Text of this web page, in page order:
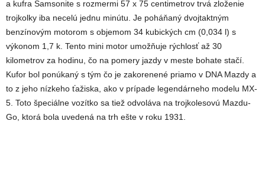
a kufra Samsonite s rozmermi 57 x 75 centimetrov trvá zloženie
trojkolky iba necelú jednu minútu. Je poháňaný dvojtaktným
benzínovým motorom s objemom 34 kubických cm (0,034 l) s
výkonom 1,7 k. Tento mini motor umožňuje rýchlosť až 30
kilometrov za hodinu, čo na pomery jazdy v meste bohate stačí.
Kufor bol ponúkaný s tým čo je zakorenené priamo v DNA Mazdy a
to z jeho nízkeho ťažiska, ako v prípade legendárneho modelu MX-
5. Toto špeciálne vozítko sa tiež odvoláva na trojkolesovú Mazdu-
Go, ktorá bola uvedená na trh ešte v roku 1931.